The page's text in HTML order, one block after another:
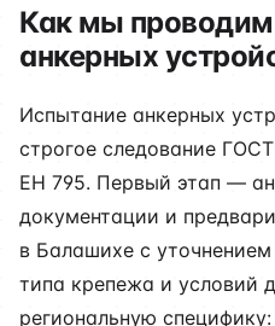
Как мы
анкерных
Испытание анкерных
строгое следование
ЕН 795. Первый этап —
документации и
в Балашихе с
типа крепежа и условий
региональную